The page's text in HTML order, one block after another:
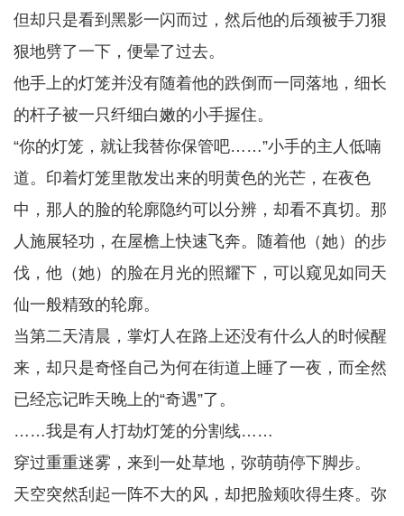
但却只是看到黑影一闪而过，然后他的后颈被手刀狠
狠地劈了一下，便晕了过去。
他手上的灯笼并没有随着他的跌倒而一同落地，细长
的杆子被一只纤细白嫩的小手握住。
“你的灯笼，就让我替你保管吧……”小手的主人低喃
道。印着灯笼里散发出来的明黄色的光芒，在夜色
中，那人的脸的轮廓隐约可以分辨，却看不真切。那
人施展轻功，在屋檐上快速飞奔。随着他（她）的步
伐，他（她）的脸在月光的照耀下，可以窥见如同天
仙一般精致的轮廓。
当第二天清晨，掌灯人在路上还没有什么人的时候醒
来，却只是奇怪自己为何在街道上睡了一夜，而全然
已经忘记昨天晚上的“奇遇”了。
……我是有人打劫灯笼的分割线……
穿过重重迷雾，来到一处草地，弥萌萌停下脚步。
天空突然刮起一阵不大的风，却把脸颊吹得生疼。弥